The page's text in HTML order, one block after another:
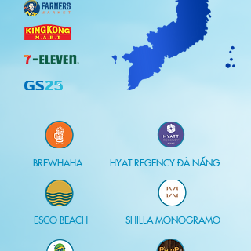
​BREWHAHA
ESCO BEACH
HYAT REGENCY ĐÀ NẴNG
SHILLA MONOGRAMO